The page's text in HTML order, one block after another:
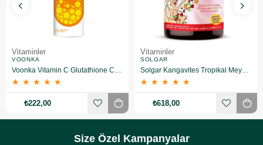
Vitaminler
VOONKA
★ ★ ★ ★ ★
₺222,00
Vitaminler
SOLGAR
★ ★ ★ ★ ★
₺618,00
Size Özel Kampanyalar